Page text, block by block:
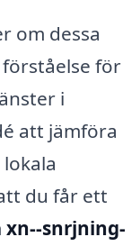
om dessa
för
i
att jämföra
du får ett
xn--snrjning-